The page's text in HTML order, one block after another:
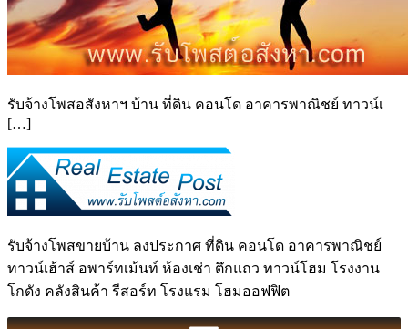
รับจ้างโพสอสังหาฯ บ้าน ที่ดิน คอนโด อาคารพาณิชย์ ทาวน์เ
[…]
รับจ้างโพสขายบ้าน ลงประกาศ ที่ดิน คอนโด อาคารพาณิชย์
ทาวน์เฮ้าส์ อพาร์ทเม้นท์ ห้องเช่า ตึกแถว ทาวน์โฮม โรงงาน
โกดัง คลังสินค้า รีสอร์ท โรงแรม โฮมออฟฟิต